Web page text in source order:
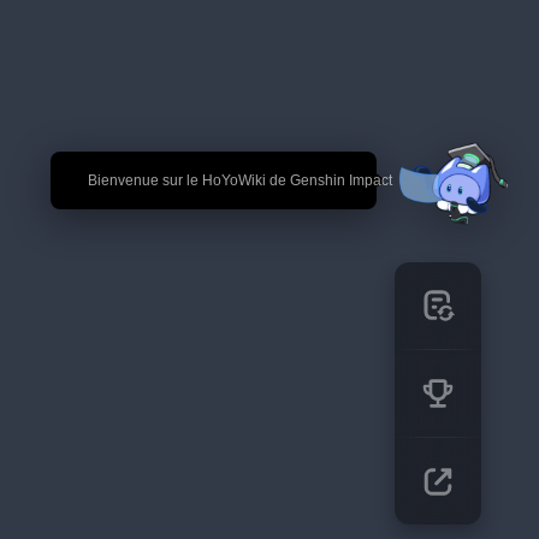
🎉 Bienvenue sur le HoYoWiki de Genshin Impact